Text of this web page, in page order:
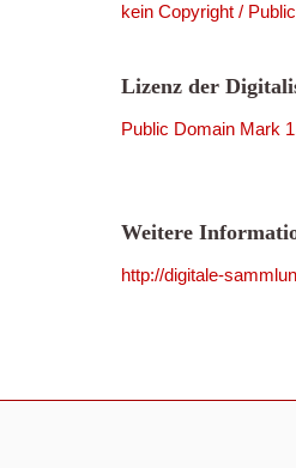
kein Copyright /
Lizenz der
Public Domain Mark
Weitere
http://digitale-